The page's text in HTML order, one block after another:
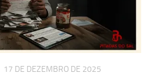
17 DE DEZEMBRO DE 2025